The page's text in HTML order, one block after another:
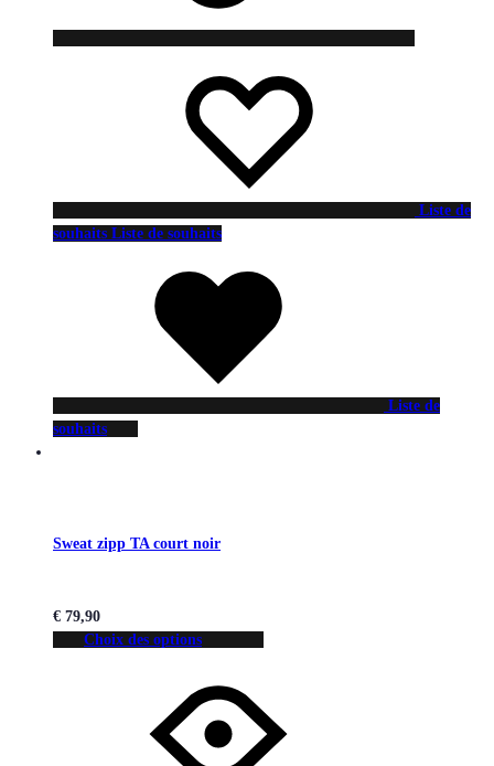
Liste de
souhaits Liste de souhaits
Liste de
souhaits
Sweat zipp TA court noir
€ 79,90
Choix des options